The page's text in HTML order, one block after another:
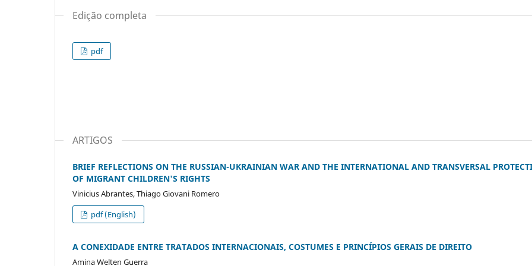
Edição completa
pdf
ARTIGOS
BRIEF REFLECTIONS ON THE RUSSIAN-UKRAINIAN WAR AND THE INTERNATIONAL AND TRANSVERSAL
OF MIGRANT CHILDREN'S RIGHTS
Vinicius Abrantes, Thiago Giovani Romero
pdf (English)
A CONEXIDADE ENTRE TRATADOS INTERNACIONAIS, COSTUMES E PRINCÍPIOS GERAIS DE DIREITO
Amina Welten Guerra